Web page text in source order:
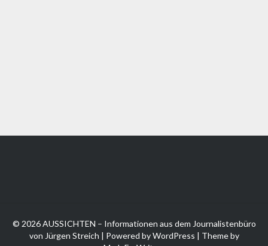
© 2026 AUSSICHTEN – Informationen aus dem Journalistenbüro
von Jürgen Streich | Powered byWordPress | Theme by